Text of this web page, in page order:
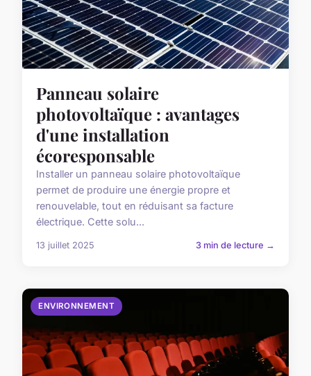
Panneau solaire
photovoltaïque : avantages
d'une installation
écoresponsable
Installer un panneau solaire photovoltaïque
permet de produire une énergie propre et
renouvelable, tout en réduisant sa facture
électrique. Cette solu...
13 juillet 2025 3 min de lecture →
ENVIRONNEMENT